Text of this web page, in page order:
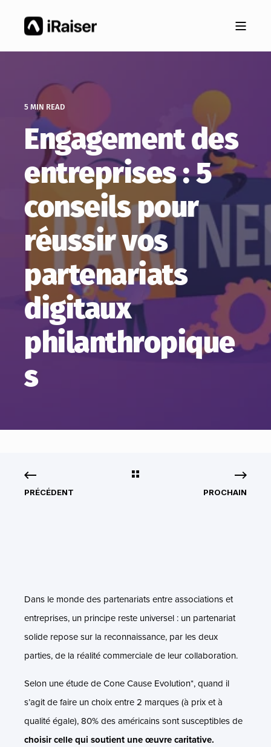
5 MIN READ
Engagement des
entreprises : 5
conseils pour
réussir vos
partenariats
digitaux
philanthropique
s
PRÉCÉDENT PROCHAIN
Dans le monde des partenariats entre associations et
entreprises, un principe reste universel : un partenariat
solide repose sur la reconnaissance, par les deux
parties, de la réalité commerciale de leur collaboration.
Selon une étude de Cone Cause Evolution*, quand il
s’agit de faire un choix entre 2 marques (à prix et à
qualité égale), 80% des américains sont susceptibles de
choisir celle qui soutient une œuvre caritative.